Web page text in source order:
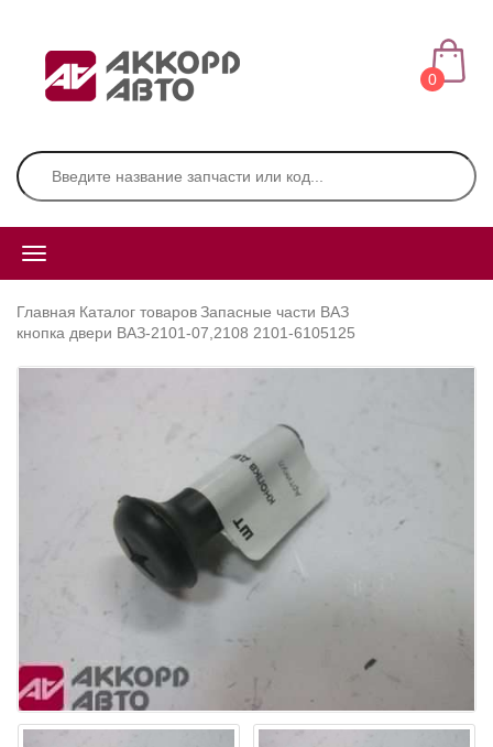
0
Главная Каталог товаровЗапасные части ВАЗ
кнопка двери ВАЗ-2101-07,2108 2101-6105125